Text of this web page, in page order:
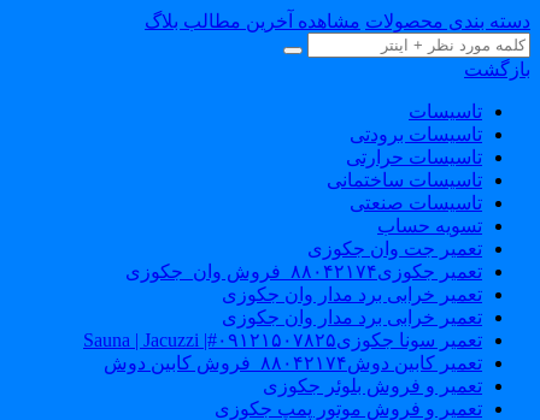
بندی محصولات مشاهده آخرین مطالب بلاگ
تاسیسات
تاسیسات برودتی
تاسیسات حرارتی
تاسیسات ساختمانی
تاسیسات صنعتی
تسویه حساب
تعمیر جت وان جکوزی
تعمیر جکوزی۸۸۰۴۲۱۷۴_فروش وان_جکوزی
تعمیر خرابی برد مدار وان جکوزی
تعمیر خرابی برد مدار وان جکوزی
تعمیر سونا جکوزی۰۹۱۲۱۵۰۷۸۲۵#| Sauna | Jacuzzi
تعمیر کابین دوش۸۸۰۴۲۱۷۴_فروش کابین دوش
تعمیر و فروش بلوئر جکوزی
تعمیر و فروش موتور پمپ جکوزی